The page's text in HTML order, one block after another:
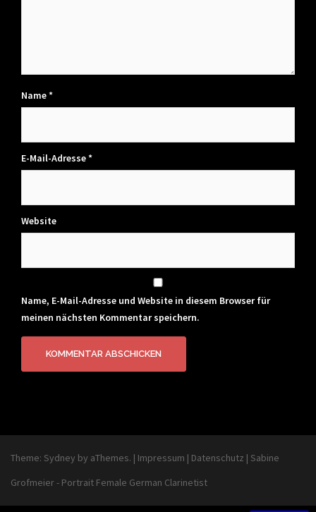
Name*
E-Mail-Adresse*
Website
Name, E-Mail-Adresse und Website in diesem Browser für
meinen nächsten Kommentar speichern.
Theme: Sydney by aThemes. | Impressum | Datenschutz | Sabine
Grofmeier - Portrait Female German Clarinetist